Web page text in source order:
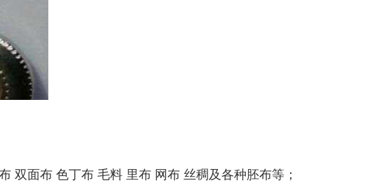
双面布 色丁布 毛料 里布 网布 丝稠及各种胚布等；